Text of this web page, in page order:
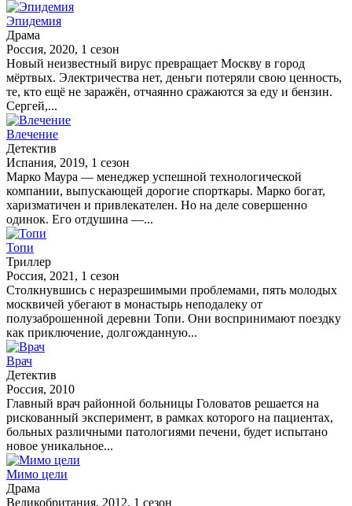
Эпидемия
Драма
Россия, 2020, 1 сезон
Новый неизвестный вирус превращает Москву в город
мёртвых. Электричества нет, деньги потеряли свою ценность,
те, кто ещё не заражён, отчаянно сражаются за еду и бензин.
Сергей,...
Влечение
Детектив
Испания, 2019, 1 сезон
Марко Маура — менеджер успешной технологической
компании, выпускающей дорогие спорткары. Марко богат,
харизматичен и привлекателен. Но на деле совершенно
одинок. Его отдушина —...
Топи
Триллер
Россия, 2021, 1 сезон
Столкнувшись с неразрешимыми проблемами, пять молодых
москвичей убегают в монастырь неподалеку от
полузаброшенной деревни Топи. Они воспринимают поездку
как приключение, долгожданную...
Врач
Детектив
Россия, 2010
Главный врач районной больницы Головатов решается на
рискованный эксперимент, в рамках которого на пациентах,
больных различными патологиями печени, будет испытано
новое уникальное...
Мимо цели
Драма
Великобритания, 2012, 1 сезон